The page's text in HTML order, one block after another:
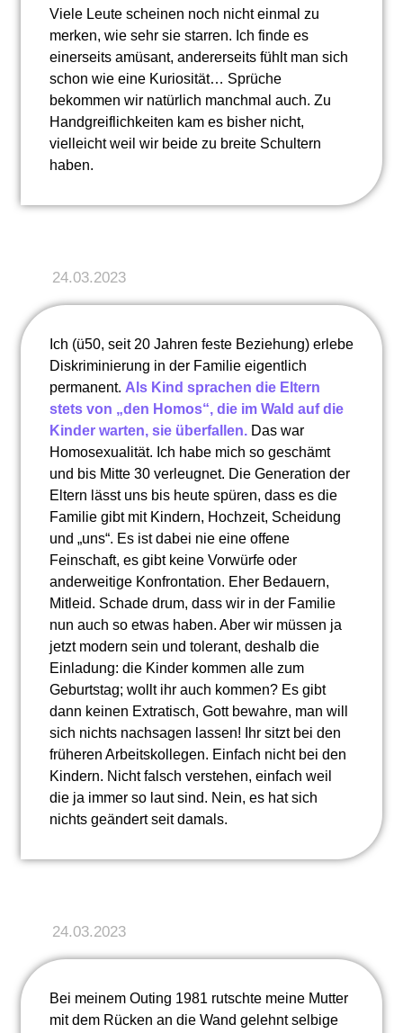
Viele Leute scheinen noch nicht einmal zu
merken, wie sehr sie starren. Ich finde es
einerseits amüsant, andererseits fühlt man sich
schon wie eine Kuriosität… Sprüche
bekommen wir natürlich manchmal auch. Zu
Handgreiflichkeiten kam es bisher nicht,
vielleicht weil wir beide zu breite Schultern
haben.
24.03.2023
Ich (ü50, seit 20 Jahren feste Beziehung) erlebe
Diskriminierung in der Familie eigentlich
permanent. Als Kind sprachen die Eltern
stets von „den Homos“, die im Wald auf die
Kinder warten, sie überfallen. Das war
Homosexualität. Ich habe mich so geschämt
und bis Mitte 30 verleugnet. Die Generation der
Eltern lässt uns bis heute spüren, dass es die
Familie gibt mit Kindern, Hochzeit, Scheidung
und „uns“. Es ist dabei nie eine offene
Feinschaft, es gibt keine Vorwürfe oder
anderweitige Konfrontation. Eher Bedauern,
Mitleid. Schade drum, dass wir in der Familie
nun auch so etwas haben. Aber wir müssen ja
jetzt modern sein und tolerant, deshalb die
Einladung: die Kinder kommen alle zum
Geburtstag; wollt ihr auch kommen? Es gibt
dann keinen Extratisch, Gott bewahre, man will
sich nichts nachsagen lassen! Ihr sitzt bei den
früheren Arbeitskollegen. Einfach nicht bei den
Kindern. Nicht falsch verstehen, einfach weil
die ja immer so laut sind. Nein, es hat sich
nichts geändert seit damals.
24.03.2023
Bei meinem Outing 1981 rutschte meine Mutter
mit dem Rücken an die Wand gelehnt selbige